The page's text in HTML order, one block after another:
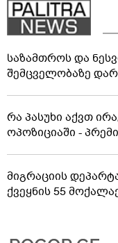
საზამთროს და
შემცველობაზე
რა პასუხი აქვთ
ოპოზიციაში -
მიგრაციის
ქვეყნის 55